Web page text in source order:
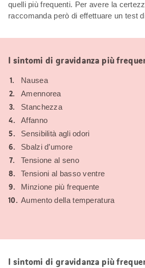
quelli più frequenti. Per avere la
raccomanda però di effettuare un test
I sintomi di gravidanza più
Nausea
Amennorea
Stanchezza
Affanno
Sensibilità agli odori
Sbalzi d’umore
Tensione al seno
Tensioni al basso ventre
Minzione più frequente
Aumento della temperatura
I sintomi di gravidanza più